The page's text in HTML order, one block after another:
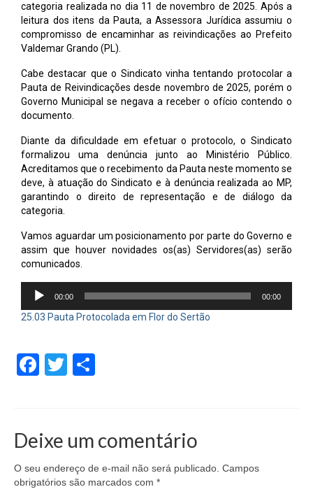
categoria realizada no dia 11 de novembro de 2025. Após a
leitura dos itens da Pauta, a Assessora Jurídica assumiu o
compromisso de encaminhar as reivindicações ao Prefeito
Valdemar Grando (PL).
Cabe destacar que o Sindicato vinha tentando protocolar a
Pauta de Reivindicações desde novembro de 2025, porém o
Governo Municipal se negava a receber o ofício contendo o
documento.
Diante da dificuldade em efetuar o protocolo, o Sindicato
formalizou uma denúncia junto ao Ministério Público.
Acreditamos que o recebimento da Pauta neste momento se
deve, à atuação do Sindicato e à denúncia realizada ao MP,
garantindo o direito de representação e de diálogo da
categoria.
Vamos aguardar um posicionamento por parte do Governo e
assim que houver novidades os(as) Servidores(as) serão
comunicados.
Tocador
áudio
00:00 00:00
25.03 Pauta Protocolada em Flor do Sertão
Facebook
Twitter
Deixe um comentário
O seu endereço de e-mail não será publicado. Campos
obrigatórios são marcados com *